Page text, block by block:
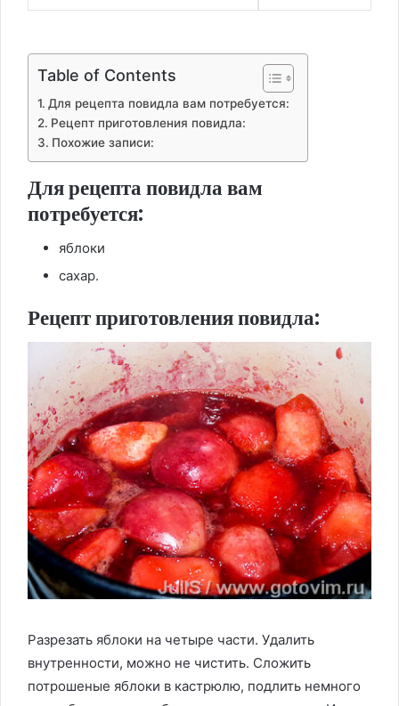
Table of Contents
Для рецепта повидла вам потребуется:
Рецепт приготовления повидла:
Похожие записи:
Для рецепта повидла вам
потребуется:
яблоки
сахар.
Рецепт приготовления повидла:
Разрезать яблоки на четыре части. Удалить
внутренности, можно не чистить. Сложить
потрошеные яблоки в кастрюлю, подлить немного